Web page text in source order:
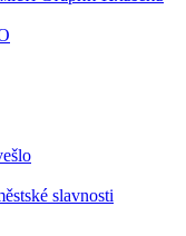
slavnosti